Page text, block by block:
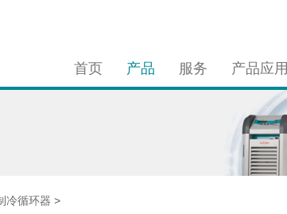
首页 产品 服务 产品应用
冷循环器 >